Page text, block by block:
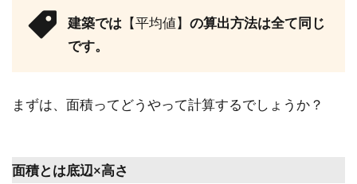
建築では 【平均値】 の算出方法は全て同じ
です。
まずは、面積ってどうやって計算するでしょうか？
面積とは底辺×高さ